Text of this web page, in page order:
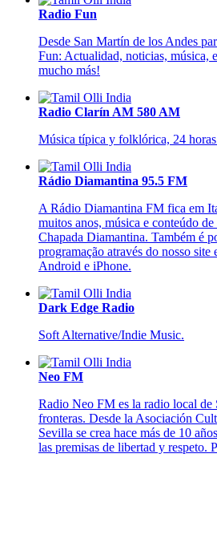
Radio Fun
Desde San Martín de los Andes
Fun: Actualidad, noticias, música,
mucho más!
Radio Clarín AM 580 AM
Música típica y folklórica, 24
Rádio Diamantina 95.5 FM
A Rádio Diamantina FM fica em
muitos anos, música e conteúdo
Chapada Diamantina. Também é
programação através do nosso site
Android e iPhone.
Dark Edge Radio
Soft Alternative/Indie Music.
Neo FM
Radio Neo FM es la radio local de
fronteras. Desde la Asociación
Sevilla se crea hace más de 10
las premisas de libertad y respeto.